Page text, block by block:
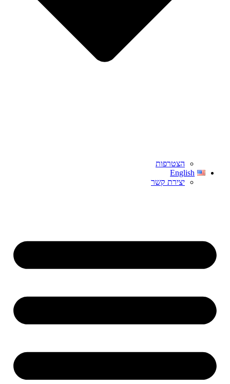
הצטרפות
English
יצירת קשר